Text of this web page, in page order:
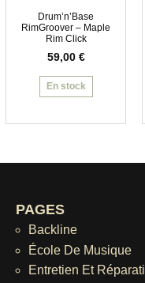
Drum’n’Base
RimGroover – Maple
Rim Click
59,00 €
En stock
PAGES
Backline
École De Musique
Entretien Et